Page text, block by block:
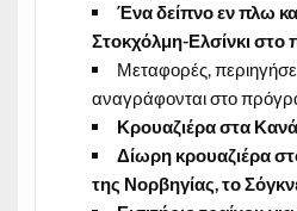
Ένα δείπνο εν πλω
Στοκχόλμη-Ελσίνκι στο
Μεταφορές,
αναγράφονται στο
Κρουαζιέρα στα
Δίωρη κρουαζιέρα
της Νορβηγίας, το